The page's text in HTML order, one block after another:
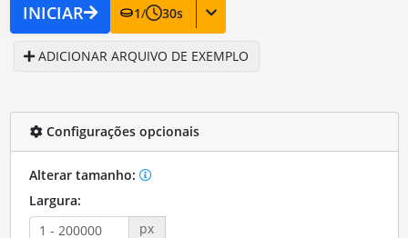
INICIAR 1/ 30s
ADICIONAR ARQUIVO DE EXEMPLO
Configurações opcionais
Alterar tamanho:
Largura:
px